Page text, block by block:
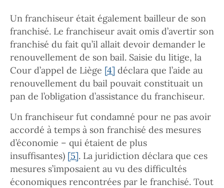
Un franchiseur était également bailleur de son
franchisé. Le franchiseur avait omis d’avertir son
franchisé du fait qu’il allait devoir demander le
renouvellement de son bail. Saisie du litige, la
Cour d’appel de Liège [4] déclara que l’aide au
renouvellement du bail pouvait constituait un
pan de l’obligation d’assistance du franchiseur.
Un franchiseur fut condamné pour ne pas avoir
accordé à temps à son franchisé des mesures
d’économie – qui étaient de plus
insuffisantes) [5]. La juridiction déclara que ces
mesures s’imposaient au vu des difficultés
économiques rencontrées par le franchisé. Tout